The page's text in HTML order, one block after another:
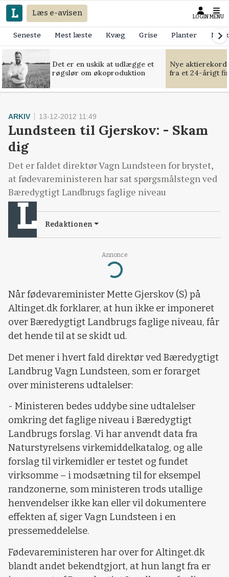
Læs e-avisen LOGIN MENU
Seneste Mest læste Kvæg Grise Planter
Det er en uskik at udlægge et
røgslør om økoproduktion
Nye
fra et 24-årigt
Annonce
Loading...
ARKIV 13-12-2012 11:49
Lundsteen til Gjerskov: - Skam
dig
Det er faldet direktør Vagn Lundsteen for brystet,
at fødevareministeren har sat spørgsmålstegn ved
Bæredygtigt Landbrugs faglige niveau
Redaktionen
Når fødevareminister Mette Gjerskov (S) på
Altinget.dk forklarer, at hun ikke er imponeret
over Bæredygtigt Landbrugs faglige niveau, får
det hende til at se skidt ud.
Det mener i hvert fald direktør ved Bæredygtigt
Landbrug Vagn Lundsteen, som er forarget
over ministerens udtalelser:
- Ministeren bedes uddybe sine udtalelser
omkring det faglige niveau i Bæredygtigt
Landbrugs forslag. Vi har anvendt data fra
Naturstyrelsens virkemiddelkatalog, og alle
forslag til virkemidler er testet og fundet
virksomme – i modsætning til for eksempel
randzonerne, som ministeren trods utallige
henvendelser ikke kan eller vil dokumentere
effekten af, siger Vagn Lundsteen i en
pressemeddelelse.
Fødevareministeren har over for Altinget.dk
blandt andet bekendtgjort, at hun langt fra er